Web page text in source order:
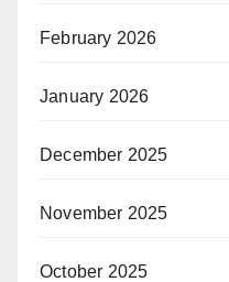
February 2026
January 2026
December 2025
November 2025
October 2025